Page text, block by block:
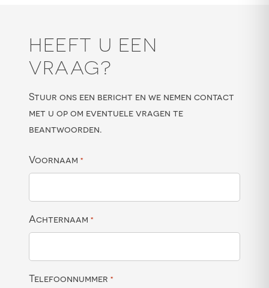
HEEFT U EEN
VRAAG?
Stuur ons een bericht en we nemen contact
met u op om eventuele vragen te
beantwoorden.
Voornaam *
Achternaam *
Telefoonnummer *